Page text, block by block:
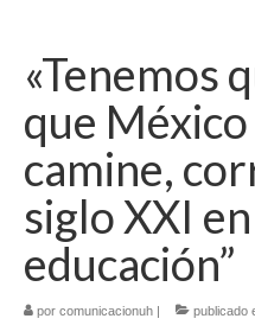
«Tenemos
que
camine,
siglo XXI
educación”
por comunicacionuh | publicado